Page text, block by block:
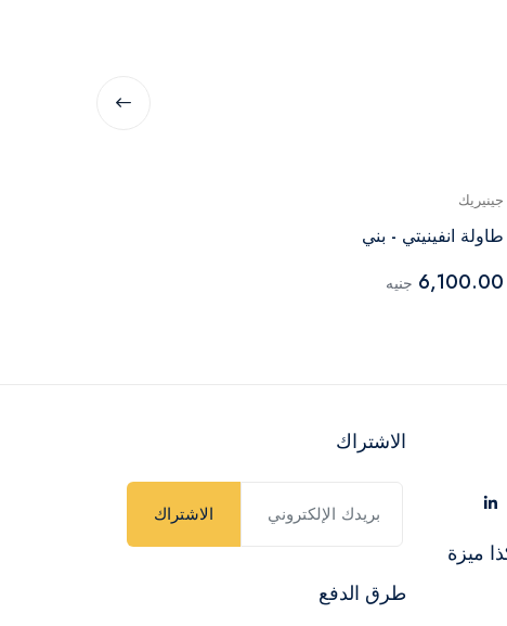
جينيريك
طاولة انفينيتي - بني
6,100.00 جنيه
ميزة
الاشتراك
الاشتراك
طرق الدفع